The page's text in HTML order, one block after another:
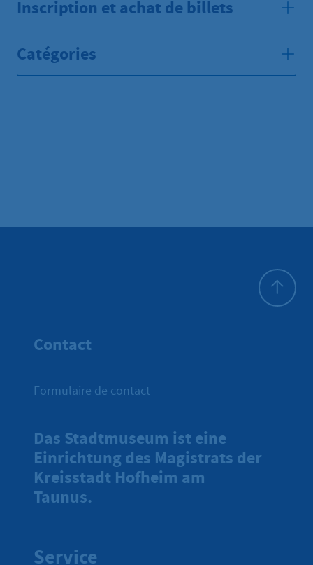
Inscription et achat de billets
Catégories
Contact
Formulaire de contact
Das Stadtmuseum ist eine
Einrichtung des Magistrats der
Kreisstadt Hofheim am
Taunus.
Service